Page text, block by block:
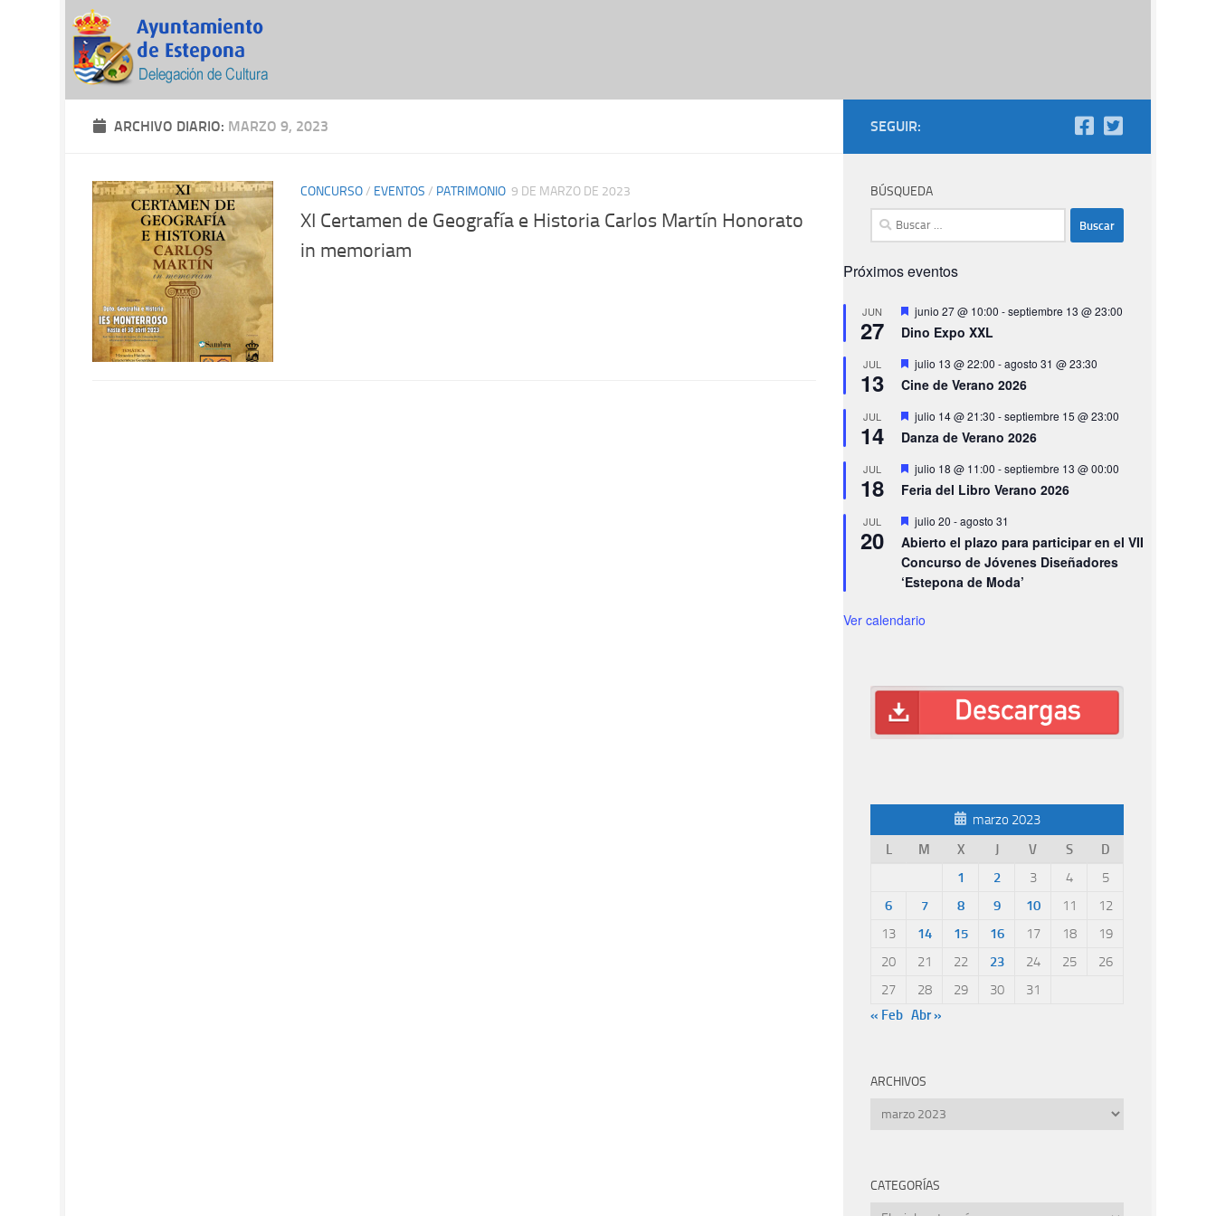
ARCHIVO DIARIO: MARZO 9, 2023
CONCURSO/ EVENTOS / PATRIMONIO 9 DE MARZO DE 2023
XI Certamen de Geografía e Historia Carlos Martín Honorato
in memoriam
SEGUIR:
BÚSQUEDA
Buscar:
Próximos eventos
JUN
27
Destacado
junio 27 @ 10:00 -septiembre 13 @ 23:00
Dino Expo XXL
JUL
13
Destacado
julio 13 @ 22:00 -agosto 31 @ 23:30
Cine de Verano 2026
JUL
14
Destacado
julio 14 @ 21:30 -septiembre 15 @ 23:00
Danza de Verano 2026
JUL
18
Destacado
julio 18 @ 11:00 -septiembre 13 @ 00:00
Feria del Libro Verano 2026
JUL
20
Destacado
julio 20 -agosto 31
Abierto el plazo para participar en el VII
Concurso de Jóvenes Diseñadores
‘Estepona de Moda’
Ver calendario
marzo 2023
L
M X J V S
D
1
2 3 4
5
6
7 8 9 10 11
12
13
14 15 16 17 18
19
20
21 22 23 24 25
26
27
28 29 30
31
« Feb Abr »
ARCHIVOS
Archivos
CATEGORÍAS
Categorías